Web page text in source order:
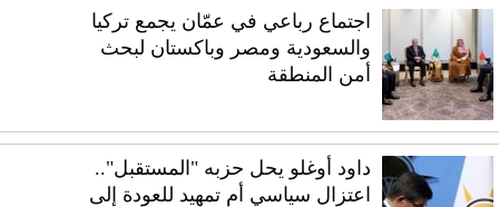
اجتماع رباعي في عمّان يجمع تركيا
والسعودية ومصر وباكستان لبحث
أمن المنطقة
داود أوغلو يحل حزبه "المستقبل"..
اعتزال سياسي أم تمهيد للعودة إلى